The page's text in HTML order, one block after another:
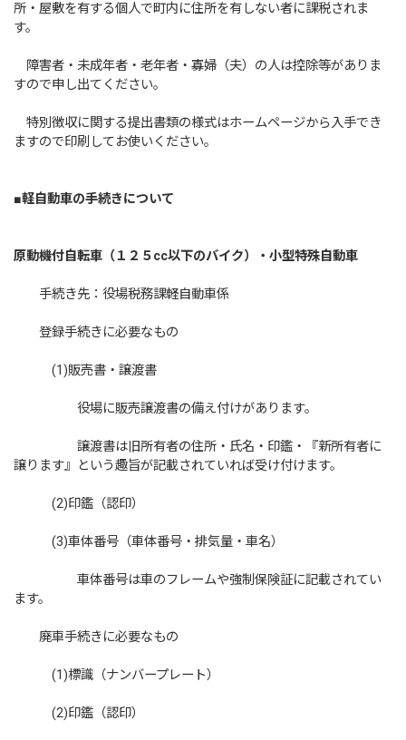
所・屋敷を有する個人で町内に住所を有しない者に課税されま
す。
障害者・未成年者・老年者・寡婦（夫）の人は控除等がありま
すので申し出てください。
特別徴収に関する提出書類の様式はホームページから入手でき
ますので印刷してお使いください。
■軽自動車の手続きについて
原動機付自転車（１２５cc以下のバイク）・小型特殊自動車
手続き先：役場税務課軽自動車係
登録手続きに必要なもの
(1)販売書・譲渡書
役場に販売譲渡書の備え付けがあります。
譲渡書は旧所有者の住所・氏名・印鑑・『新所有者に
譲ります』という趣旨が記載されていれば受け付けます。
(2)印鑑（認印）
(3)車体番号（車体番号・排気量・車名）
車体番号は車のフレームや強制保険証に記載されてい
ます。
廃車手続きに必要なもの
(1)標識（ナンバープレート）
(2)印鑑（認印）